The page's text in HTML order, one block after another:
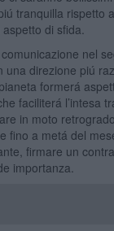
tranquilla rispetto
di sfida.
nel
una direzione piú
formerá
faciliterá l’intesa
in moto
fino a metá del
firmare un
importanza.